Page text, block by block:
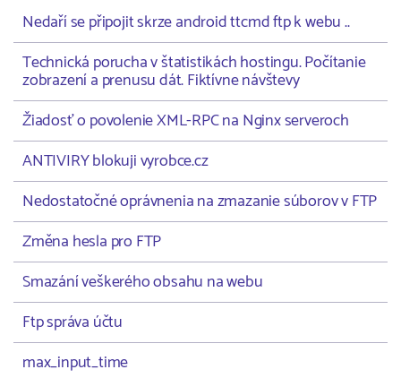
Nedaří se připojit skrze android ttcmd ftp k webu ..
Technická porucha v štatistikách hostingu. Počítanie
zobrazení a prenusu dát. Fiktívne návštevy
Žiadosť o povolenie XML-RPC na Nginx serveroch
ANTIVIRY blokuji vyrobce.cz
Nedostatočné oprávnenia na zmazanie súborov v FTP
Změna hesla pro FTP
Smazání veškerého obsahu na webu
Ftp správa účtu
max_input_time